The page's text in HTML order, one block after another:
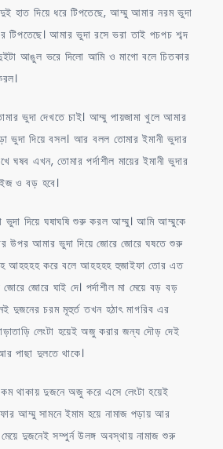
দিয়ে ধরে টিপতেছে, আম্মু আমার নরম ভুদা
আমার ভুদা রসে ভরা তাই পচপচ শব্দ
আঙুল ভরে দিলো আমি ও মাগো বলে চিতকার
ভুদা দেখতে চাই। আম্মু পায়জামা খুলে আমার
ভুদা দিয়ে বসল। আর বলল তোমার ইমানী ভুদার
ঘষব এখন, তোমার পর্দাশীল মায়ের ইমানী ভুদার
ও বড় হবে।
ভুদা দিয়ে ঘষাঘষি শুরু করল আম্মু। আমি আম্মুকে
উপর আমার ভুদা দিয়ে জোরে জোরে ঘষতে শুরু
আহহহহ করে বলে আহহহহ হুজাইফা তোর এত
জোরে ঘাই দে। পর্দাশীল মা মেয়ে বড় বড়
দুজনের চরম মূহুর্ত তখন হঠাৎ মাগরিব এর
লেংটা হয়েই অজু করার জন্য দৌড় দেই
পাছা দুলতে থাকে।
থাকায় দুজনে অজু করে এসে লেংটা হয়েই
আম্মু সামনে ইমাম হয়ে নামাজ পড়ায় আর
মেয়ে দুজনেই সম্পুর্ন উলঙ্গ অবস্থায় নামাজ শুরু